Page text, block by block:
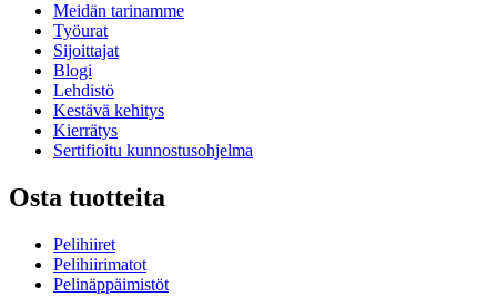
Meidän tarinamme
Työurat
Sijoittajat
Blogi
Lehdistö
Kestävä kehitys
Kierrätys
Sertifioitu kunnostusohjelma
Osta tuotteita
Pelihiiret
Pelihiirimatot
Pelinäppäimistöt